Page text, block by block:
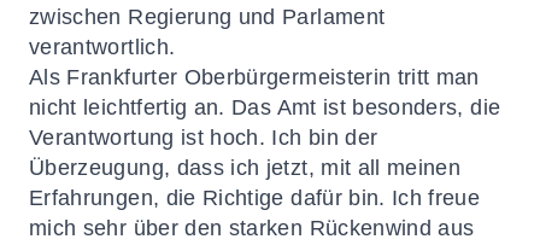
zwischen Regierung und Parlament
verantwortlich.
Als Frankfurter Oberbürgermeisterin tritt man
nicht leichtfertig an. Das Amt ist besonders, die
Verantwortung ist hoch. Ich bin der
Überzeugung, dass ich jetzt, mit all meinen
Erfahrungen, die Richtige dafür bin. Ich freue
mich sehr über den starken Rückenwind aus